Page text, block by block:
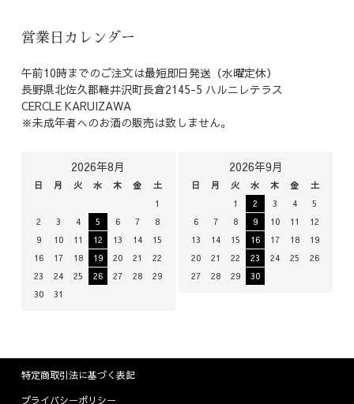
営業日カレンダー
午前10時までのご注文は最短即日発送（水曜定休）
長野県北佐久郡軽井沢町長倉2145-5 ハルニレテラス
CERCLE KARUIZAWA
※未成年者へのお酒の販売は致しません。
2026年8月
日 月 火 水 木 金
土
1
2
3 4 5 6 7
8
9
10 11 12 13 14
15
16
17 18 19 20 21
22
23
24 25 26 27 28
29
30
31
2026年9月
日 月 火 水 木 金
土
1
2 3 4
5
6
7 8 9 10 11
12
13
14 15 16 17 18
19
20
21 22 23 24 25
26
27
28 29 30
特定商取引法に基づく表記
プライバシーポリシー